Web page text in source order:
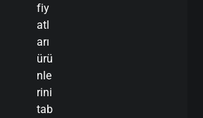
fiy
atl
arı
ürü
nle
rini
tab